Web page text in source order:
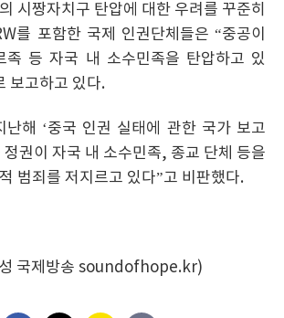
시짱자치구 탄압에 대한 우려를 꾸준히
를 포함한 국제 인권단체들은 “중공이
족 등 자국 내 소수민족을 탄압하고 있
보고하고 있다.
난해 ‘중국 인권 실태에 관한 국가 보고
정권이 자국 내 소수민족, 종교 단체 등을
범죄를 저지르고 있다”고 비판했다.
국제방송 soundofhope.kr)